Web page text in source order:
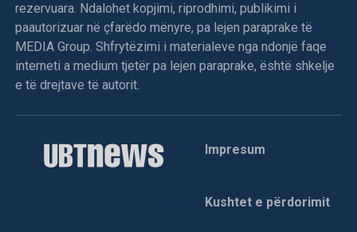
rezervuara. Ndalohet kopjimi, riprodhimi, publikimi i
paautorizuar në çfarëdo mënyre, pa lejen paraprake të
MEDIA Group. Shfrytëzimi i materialeve nga ndonjë faqe
interneti a medium tjetër pa lejen paraprake, është shkelje
e të drejtave të autorit.
Impresum
Kushtet e përdorimit